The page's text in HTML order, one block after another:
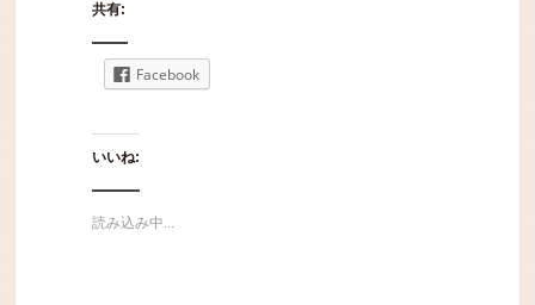
共有:
Facebook
いいね:
読み込み中...